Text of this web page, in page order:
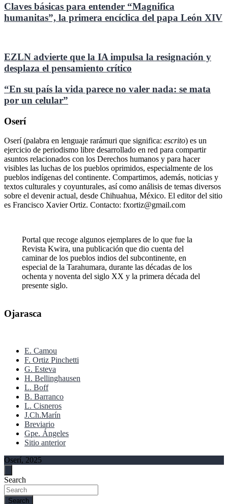
Claves básicas para entender “Magnifica
humanitas”, la primera encíclica del papa León XIV
EZLN advierte que la IA impulsa la resignación y
desplaza el pensamiento crítico
“En su país la vida parece no valer nada: se mata
por un celular”
Oserí
Oserí (palabra en lenguaje rarámuri que significa: escrito) es un
ejercicio de periodismo libre desarrollado en red para compartir
asuntos relacionados con los Derechos humanos y para hacer
visibles las luchas de los pueblos oprimidos, especialmente de los
pueblos indígenas del continente. Compartimos, además, noticias y
textos culturales y coyunturales, así como análisis de temas diversos
sobre el devenir actual, desde Chihuahua, México. El editor del sitio
es Francisco Xavier Ortiz. Contacto: fxortiz@gmail.com
Portal que recoge algunos ejemplares de lo que fue la
Revista Kwira, una publicación que dio cuenta del
caminar de los pueblos indios del subcontinente, en
especial de la Tarahumara, durante las décadas de los
ochenta y noventa del siglo XX y la primera década del
presente siglo.
Ojarasca
E. Camou
F. Ortiz Pinchetti
G. Esteva
H. Bellinghausen
L. Boff
B. Barranco
L. Cisneros
J.Ch.Marín
Breviario
Gpe. Ángeles
Sitio anterior
Oserí, 2025
Search
Search